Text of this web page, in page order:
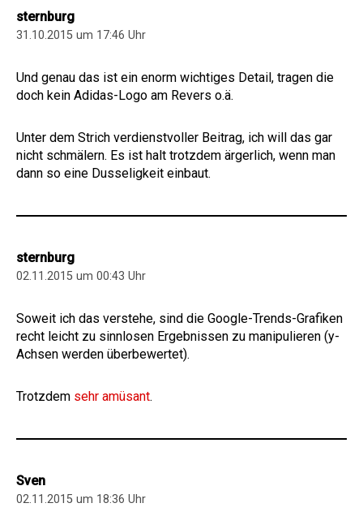
sternburg
31.10.2015 um 17:46 Uhr
Und genau das ist ein enorm wichtiges Detail, tragen die
doch kein Adidas-Logo am Revers o.ä.
Unter dem Strich verdienstvoller Beitrag, ich will das gar
nicht schmälern. Es ist halt trotzdem ärgerlich, wenn man
dann so eine Dusseligkeit einbaut.
sternburg
02.11.2015 um 00:43 Uhr
Soweit ich das verstehe, sind die Google-Trends-Grafiken
recht leicht zu sinnlosen Ergebnissen zu manipulieren (y-
Achsen werden überbewertet).
Trotzdem sehr amüsant.
Sven
02.11.2015 um 18:36 Uhr